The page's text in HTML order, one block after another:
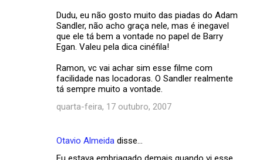
Dudu, eu não gosto muito das piadas do Adam
Sandler, não acho graça nele, mas é inegavel
que ele tá bem a vontade no papel de Barry
Egan. Valeu pela dica cinéfila!
Ramon, vc vai achar sim esse filme com
facilidade nas locadoras. O Sandler realmente
tá sempre muito a vontade.
quarta-feira, 17 outubro, 2007
Otavio Almeida disse…